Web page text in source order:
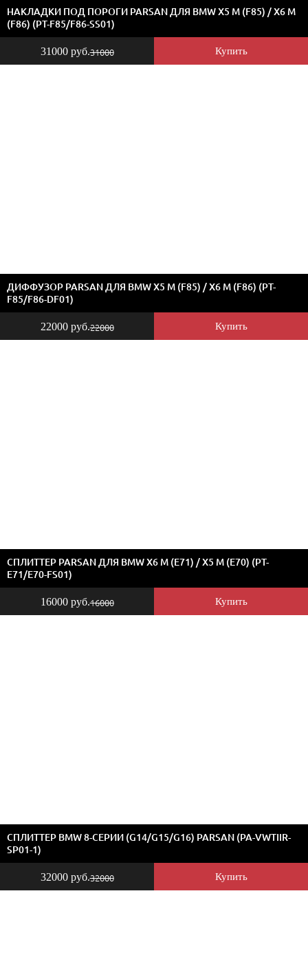
31000 руб.31000 Купить
НАКЛАДКИ ПОД ПОРОГИ PARSAN ДЛЯ BMW X5 M (F85) / X6 M
(F86) (PT-F85/F86-SS01)
22000 руб.22000 Купить
ДИФФУЗОР PARSAN ДЛЯ BMW X5 M (F85) / X6 M (F86) (PT-
F85/F86-DF01)
16000 руб.16000 Купить
СПЛИТТЕР PARSAN ДЛЯ BMW X6 M (E71) / X5 M (E70) (PT-
E71/E70-FS01)
32000 руб.32000 Купить
СПЛИТТЕР BMW 8-СЕРИИ (G14/G15/G16) PARSAN (PA-VWTIIR-
SP01-1)